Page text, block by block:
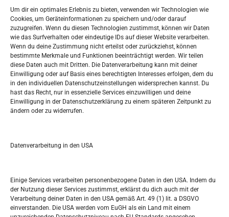
Um dir ein optimales Erlebnis zu bieten, verwenden wir Technologien wie
Cookies, um Geräteinformationen zu speichern und/oder darauf
zuzugreifen. Wenn du diesen Technologien zustimmst, können wir Daten
wie das Surfverhalten oder eindeutige IDs auf dieser Website verarbeiten.
Wenn du deine Zustimmung nicht erteilst oder zurückziehst, können
bestimmte Merkmale und Funktionen beeinträchtigt werden. Wir teilen
diese Daten auch mit Dritten. Die Datenverarbeitung kann mit deiner
Einwilligung oder auf Basis eines berechtigten Interesses erfolgen, dem du
in den individuellen Datenschutzeinstellungen widersprechen kannst. Du
hast das Recht, nur in essenzielle Services einzuwilligen und deine
Einwilligung in der Datenschutzerklärung zu einem späteren Zeitpunkt zu
ändern oder zu widerrufen.
Datenverarbeitung in den USA
Einige Services verarbeiten personenbezogene Daten in den USA. Indem du
der Nutzung dieser Services zustimmst, erklärst du dich auch mit der
Verarbeitung deiner Daten in den USA gemäß Art. 49 (1) lit. a DSGVO
einverstanden. Die USA werden vom EuGH als ein Land mit einem
Widerufsbelehrung
Oglašavanje / Postavite svoj oglas
Tko je “Idemo u Svijet – Njemačka?
Pretražite stranicu:
S
e
a
h
M D M D F S S
1